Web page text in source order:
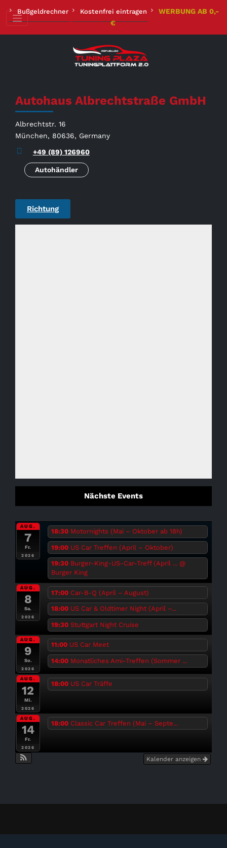
Inhalt
springen
Bußgeldrechner Kostenfrei eintragen
WERBUNG AB 0,-
€
Autohaus Albrechtstraße GmbH
Albrechtstr. 16
München, 80636, Germany
+49 (89) 126960
Autohändler
Richtung
Nächste Events
AUG.
7
Fr.
2026
18:30 Motornights (Mai – Oktober ab 18h)
19:00 US Car Treffen (April – Oktober)
19:30 Burger-King-US-Car-Treff (April ... @
Burger King
AUG.
8
Sa.
2026
17:00 Car-B-Q (April – August)
18:00 US Car & Oldtimer Night (April –...
19:30 Stuttgart Night Cruise
AUG.
9
So.
2026
11:00 US Car Meet
14:00 Monatliches Ami-Treffen (Sommer ...
AUG.
12
Mi.
2026
18:00 US Car Träffe
AUG.
14
Fr.
2026
18:00 Classic Car Treffen (Mai – Septe...
Kalender anzeigen